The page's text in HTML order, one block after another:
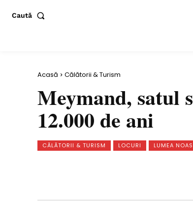
Caută
Acasă Călătorii & Turism
Meymand, satul
12.000 de ani
CĂLĂTORII & TURISM LOCURI LUMEA